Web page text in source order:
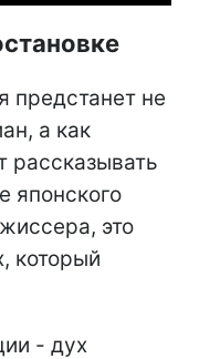
предстанет не
а как
рассказывать
японского
это
который
- дух